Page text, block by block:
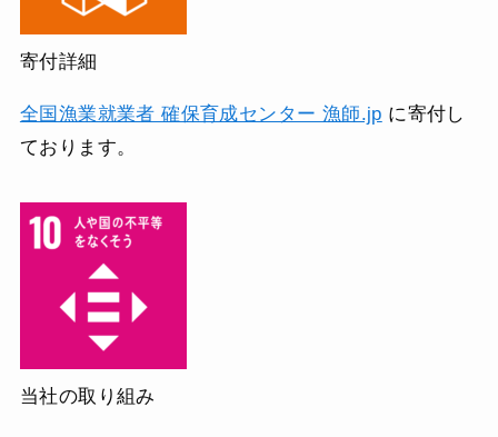
寄付詳細
全国漁業就業者 確保育成センター 漁師.jp に寄付し
ております。
当社の取り組み